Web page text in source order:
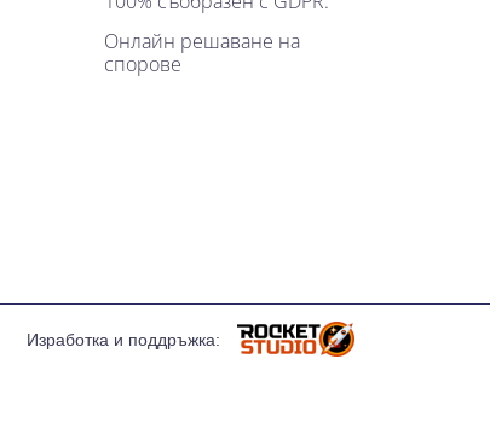
Онлайн решаване на
спорове
Изработка и поддръжка: